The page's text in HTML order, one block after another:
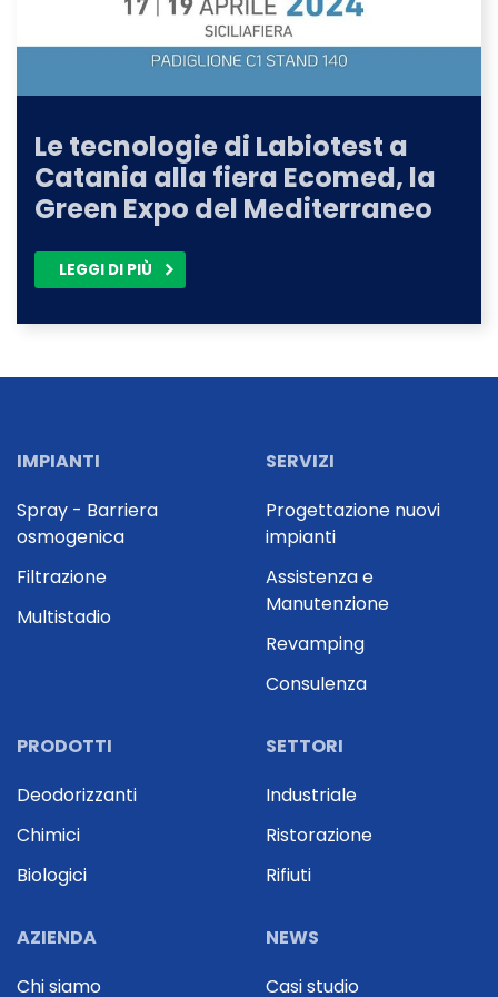
Le tecnologie di Labiotest a
Catania alla fiera Ecomed, la
Green Expo del Mediterraneo
LEGGI DI PIÙ
IMPIANTI
Spray - Barriera
osmogenica
Filtrazione
Multistadio
SERVIZI
Progettazione nuovi
impianti
Assistenza e
Manutenzione
Revamping
Consulenza
PRODOTTI
Deodorizzanti
Chimici
Biologici
SETTORI
Industriale
Ristorazione
Rifiuti
AZIENDA
Chi siamo
NEWS
Casi studio